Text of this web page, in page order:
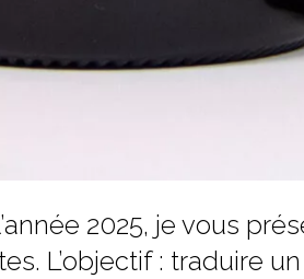
2025, je vous
L’objectif : traduire